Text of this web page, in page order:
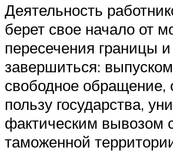
Деятельность
берет свое начало от
пересечения границы
завершиться:
свободное обращение,
пользу государства,
фактическим вывозом
таможенной